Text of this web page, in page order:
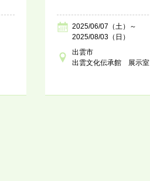
2025/06/07（土）～
2025/08/03（日）
出雲市
出雲文化伝承館 展示室